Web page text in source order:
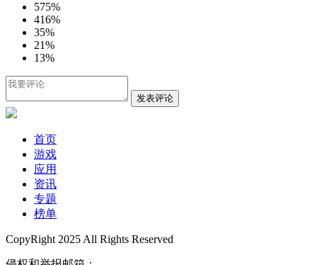
575%
416%
35%
21%
13%
发表评论
首页
游戏
应用
资讯
专题
榜单
CopyRight 2025 All Rights Reserved